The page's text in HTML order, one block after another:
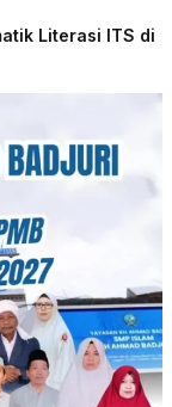
Literasi ITS di